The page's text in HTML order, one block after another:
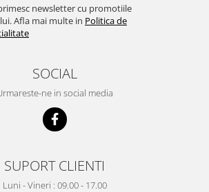
newsletter cu promotiile
Afla mai multe in Politica de
SOCIAL
ne in social media
SUPORT CLIENTI
Luni - Vineri : 09.00 - 17.00